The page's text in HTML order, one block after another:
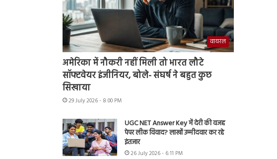
वायरल
अमेरिका में नौकरी नहीं मिली तो भारत लौटे
सॉफ्टवेयर इंजीनियर, बोले- संघर्ष ने बहुत कुछ
सिखाया
29 July 2026 - 8:00 PM
UGC NET Answer Key में देरी की वजह
पेपर लीक विवाद? लाखों उम्मीदवार कर रहे
इंतजार
26 July 2026 - 6:11 PM